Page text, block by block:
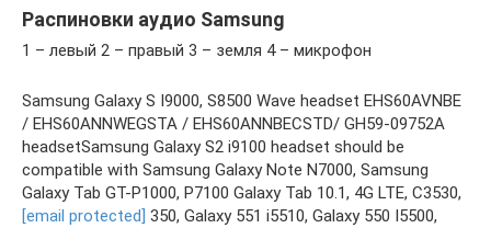
Распиновки аудио Samsung
1 – левый 2 – правый 3 – земля 4 – микрофон
Samsung Galaxy S I9000, S8500 Wave headset EHS60AVNBE
/ EHS60ANNWEGSTA / EHS60ANNBECSTD/ GH59-09752A
headsetSamsung Galaxy S2 i9100 headset should be
compatible with Samsung Galaxy Note N7000, Samsung
Galaxy Tab GT-P1000, P7100 Galaxy Tab 10.1, 4G LTE, C3530,
[email protected] 350, Galaxy 551 i5510, Galaxy 550 I5500,